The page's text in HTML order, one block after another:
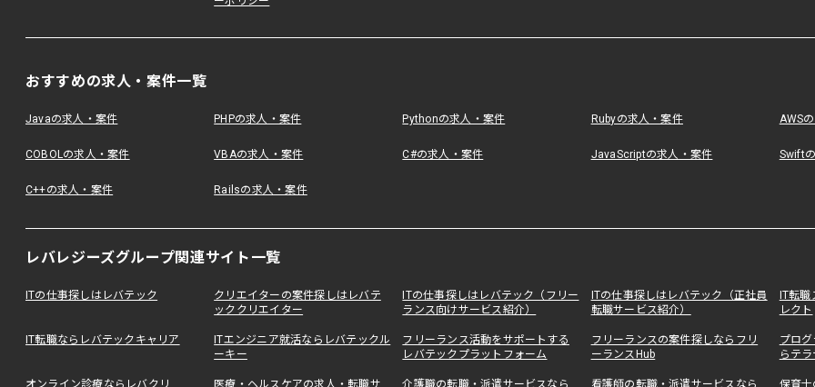
おすすめの求人・案件一覧
Javaの求人・案件 PHPの求人・案件 Pythonの求人・案件 Rubyの求人・案件 AWS
COBOLの求人・案件 VBAの求人・案件 C#の求人・案件 JavaScriptの求人・案件 Swift
C++の求人・案件 Railsの求人・案件
レバレジーズグループ関連サイト一覧
ITの仕事探しはレバテック
クリエイターの案件探しはレバテ
ッククリエイター
ITの仕事探しはレバテック（フリー
ランス向けサービス紹介）
ITの仕事探しはレバテック（正社員
転職サービス紹介）
IT転
レクト
IT転職ならレバテックキャリア
ITエンジニア就活ならレバテックル
ーキー
フリーランス活動をサポートする
レバテックプラットフォーム
フリーランスの案件探しならフリ
ーランスHub
プロ
らテ
オンライン診療ならレバクリ 医療・ヘルスケアの求人・転職サ 介護職の転職・派遣サービスなら 看護師の転職・派遣サービスなら 保育